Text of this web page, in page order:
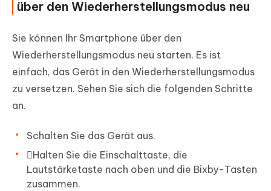
über den Wiederherstellungsmodus neu
Sie können Ihr Smartphone über den
Wiederherstellungsmodus neu starten. Es ist
einfach, das Gerät in den Wiederherstellungsmodus
zu versetzen. Sehen Sie sich die folgenden Schritte
an.
Schalten Sie das Gerät aus.
Halten Sie die Einschalttaste, die
Lautstärketaste nach oben und die Bixby-Tasten
zusammen.